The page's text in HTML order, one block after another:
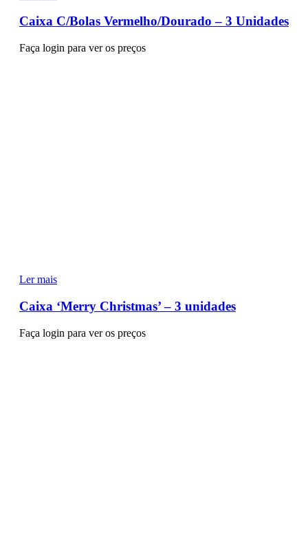
Caixa C/Bolas Vermelho/Dourado – 3 Unidades
Faça login para ver os preços
Ler mais
Caixa ‘Merry Christmas’ – 3 unidades
Faça login para ver os preços